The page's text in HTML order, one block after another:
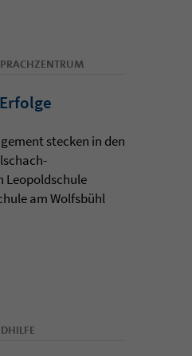
stecken in den
Leopoldschule
am Wolfsbühl